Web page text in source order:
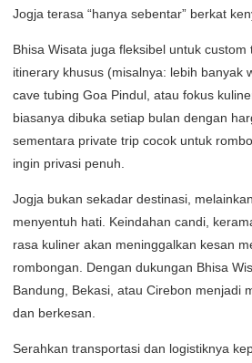
Jogja terasa “hanya sebentar” berkat
Bhisa Wisata juga fleksibel untuk
itinerary khusus (misalnya: lebih banyak
cave tubing Goa Pindul, atau fokus
biasanya dibuka setiap bulan dengan
sementara private trip cocok untuk
ingin privasi penuh.
Jogja bukan sekadar destinasi,
menyentuh hati. Keindahan candi,
rasa kuliner akan meninggalkan kesan
rombongan. Dengan dukungan Bhisa
Bandung, Bekasi, atau Cirebon menjadi
dan berkesan.
Serahkan transportasi dan logistiknya